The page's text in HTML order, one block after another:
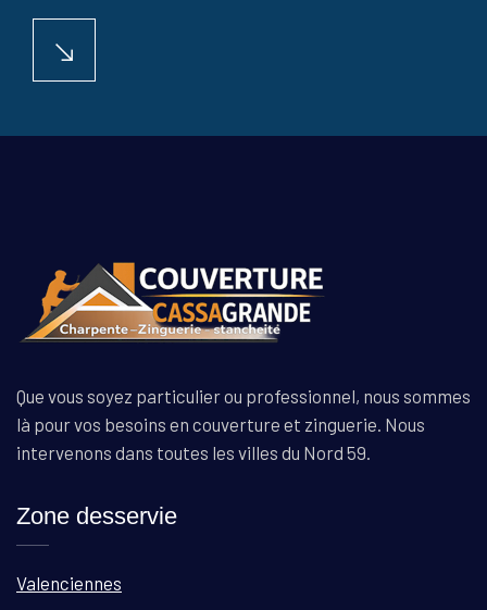
Que vous soyez particulier ou professionnel, nous sommes
là pour vos besoins en couverture et zinguerie. Nous
intervenons dans toutes les villes du Nord 59.
Zone desservie
Valenciennes